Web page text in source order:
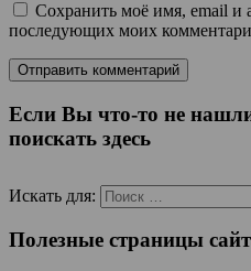
Сохранить моё имя, email и
последующих моих
Если Вы что-то не
поискать здесь
Искать для:
Полезные страницы